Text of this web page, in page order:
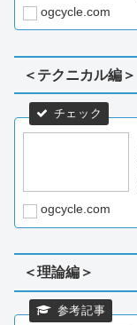
ogcycle.com
＜テクニカル編＞
ogcycle.com
＜理論編＞